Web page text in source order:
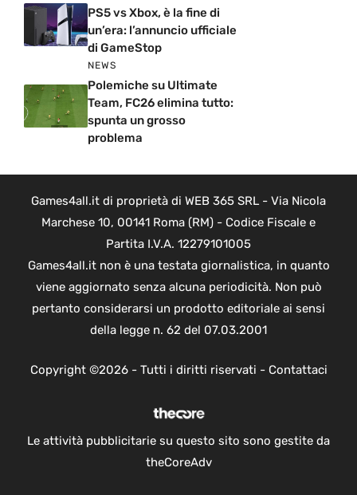
PS5 vs Xbox, è la fine di
un’era: l’annuncio ufficiale
di GameStop
NEWS
Polemiche su Ultimate
Team, FC26 elimina tutto:
spunta un grosso
problema
Games4all.it di proprietà di WEB 365 SRL - Via Nicola
Marchese 10, 00141 Roma (RM) - Codice Fiscale e
Partita I.V.A. 12279101005
Games4all.it non è una testata giornalistica, in quanto
viene aggiornato senza alcuna periodicità. Non può
pertanto considerarsi un prodotto editoriale ai sensi
della legge n. 62 del 07.03.2001
Copyright ©2026 - Tutti i diritti riservati - Contattaci
Le attività pubblicitarie su questo sito sono gestite da
theCoreAdv